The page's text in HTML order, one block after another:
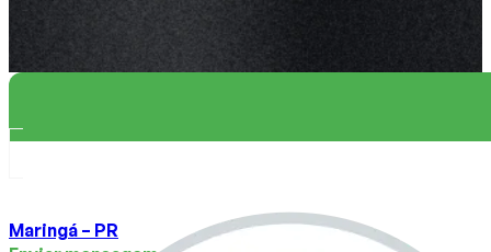
Maringá – PR